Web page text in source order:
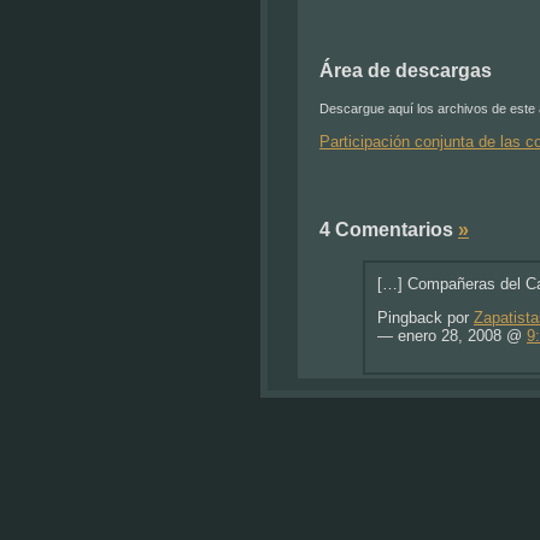
Área de descargas
Descargue aquí los archivos de este
Participación conjunta de las
4 Comentarios »
[…] Compañeras del
Pingback por
— enero 28, 2008 @
hola yoacabo de